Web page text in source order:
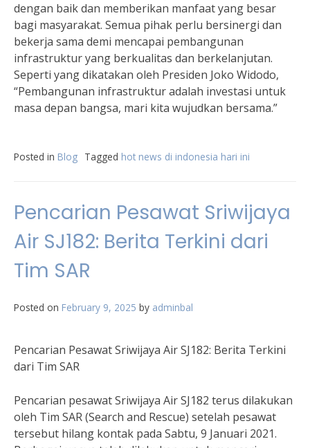
dengan baik dan memberikan manfaat yang besar
bagi masyarakat. Semua pihak perlu bersinergi dan
bekerja sama demi mencapai pembangunan
infrastruktur yang berkualitas dan berkelanjutan.
Seperti yang dikatakan oleh Presiden Joko Widodo,
“Pembangunan infrastruktur adalah investasi untuk
masa depan bangsa, mari kita wujudkan bersama.”
Posted in Blog Tagged hot news di indonesia hari ini
Pencarian Pesawat Sriwijaya
Air SJ182: Berita Terkini dari
Tim SAR
Posted on February 9, 2025 by adminbal
Pencarian Pesawat Sriwijaya Air SJ182: Berita Terkini
dari Tim SAR
Pencarian pesawat Sriwijaya Air SJ182 terus dilakukan
oleh Tim SAR (Search and Rescue) setelah pesawat
tersebut hilang kontak pada Sabtu, 9 Januari 2021.